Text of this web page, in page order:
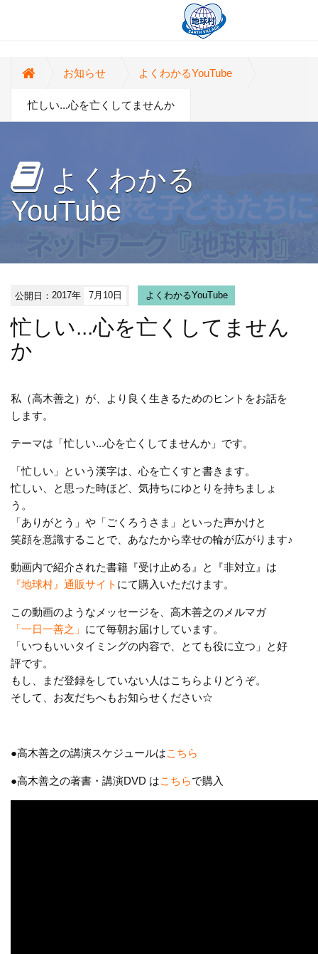
お知らせ よくわかるYouTube
忙しい...心を亡くしてませんか
よくわかる
YouTube
公開日：2017年 7月10日 よくわかるYouTube
忙しい...心を亡くしてません
か
私（高木善之）が、より良く生きるためのヒントをお話を
します。
テーマは「忙しい...心を亡くしてませんか」です。
「忙しい」という漢字は、心を亡くすと書きます。
忙しい、と思った時ほど、気持ちにゆとりを持ちましょ
う。
「ありがとう」や「ごくろうさま」といった声かけと
笑顔を意識することで、あなたから幸せの輪が広がります♪
動画内で紹介された書籍『受け止める』と『非対立』は
『地球村』通販サイト にて購入いただけます。
この動画のようなメッセージを、高木善之のメルマガ
「一日一善之」 にて毎朝お届けしています。
「いつもいいタイミングの内容で、とても役に立つ」と好
評です。
もし、まだ登録をしていない人はこちらよりどうぞ。
そして、お友だちへもお知らせください☆
●高木善之の講演スケジュールはこちら
●高木善之の著書・講演DVD はこちらで購入